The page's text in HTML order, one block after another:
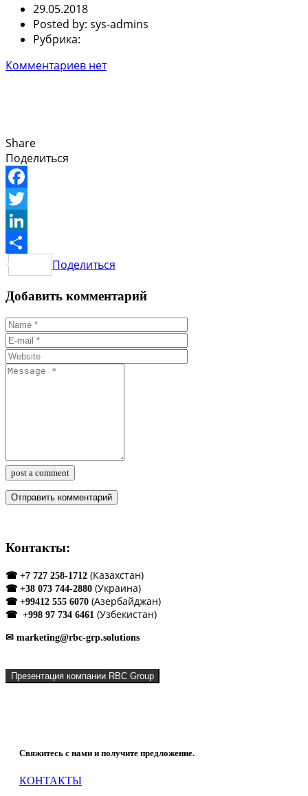
29.05.2018
Posted by: sys-admins
Рубрика:
Комментариев нет
Share
Поделиться
Facebook
Twitter
LinkedIn
Поделиться
Добавить комментарий
post a comment
Контакты:
☎ +7 727 258-1712 (Казахстан)
☎ +38 073 744-2880 (Украина)
☎ +99412 555 6070 (Азербайджан)
☎ +998 97 734 6461 (Узбекистан)
✉ marketing@rbc-grp.solutions
Презентация компании RBC Group
Свяжитесь с нами и получите предложение.
КОНТАКТЫ